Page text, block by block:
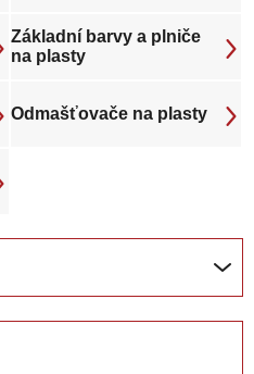
Základní barvy a plniče
na plasty
Odmašťovače na plasty